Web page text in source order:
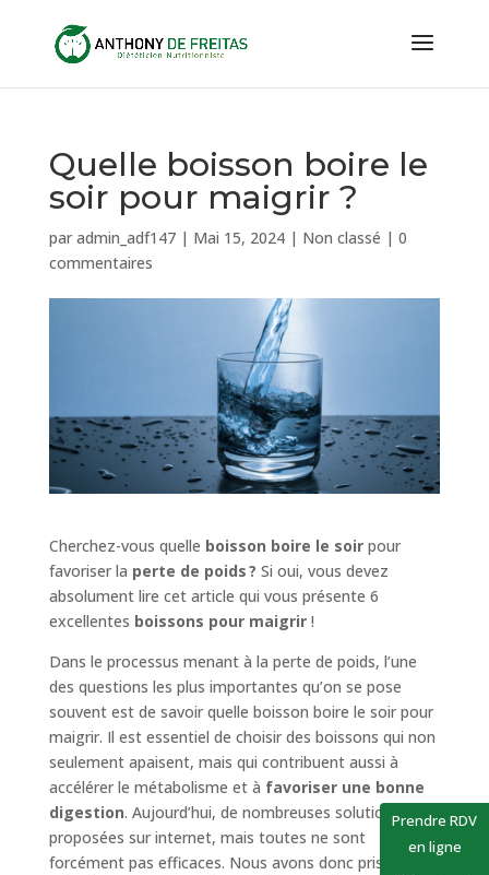
Prendre RDV
en ligne
Quelle boisson boire le
soir pour maigrir ?
par admin_adf147| Mai 15, 2024| Non classé | 0
commentaires
Cherchez-vous quelle boisson boire le soirpour
favoriser la perte de poids ? Si oui, vous devez
absolument lire cet article qui vous présente 6
excellentes boissons pour maigrir!
Dans le processus menant à la perte de poids, l’une
des questions les plus importantes qu’on se pose
souvent est de savoir quelle boisson boire le soir pour
maigrir. Il est essentiel de choisir des boissons qui non
seulement apaisent, mais qui contribuent aussi à
accélérer le métabolisme et à favoriser une bonne
digestion. Aujourd’hui, de nombreuses solutions sont
proposées sur internet, mais toutes ne sont
forcément pas efficaces. Nous avons donc pris soin de